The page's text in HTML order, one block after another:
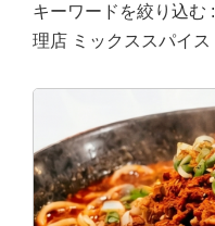
キーワードを絞り込む :
理店 ミックススパイス